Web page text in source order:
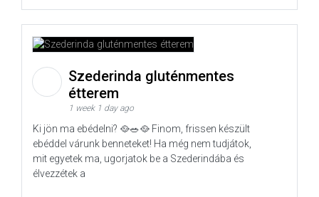
Szederinda gluténmentes
étterem
1 week 1 day ago
Ki jön ma ebédelni? 🥘🥗🥘 Finom, frissen készült
ebéddel várunk benneteket! Ha még nem tudjátok,
mit egyetek ma, ugorjatok be a Szederindába és
élvezzétek a